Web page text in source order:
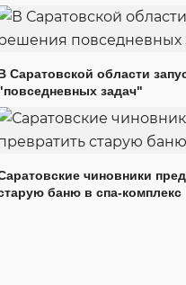
Саратовской области
задач"
чиновники
баню в спа-комплекс